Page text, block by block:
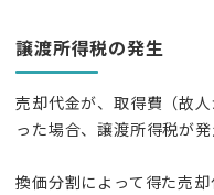
譲渡所得税の発生
売却代金が、取得費（故
った場合、譲渡所得税が発
換価分割によって得た売